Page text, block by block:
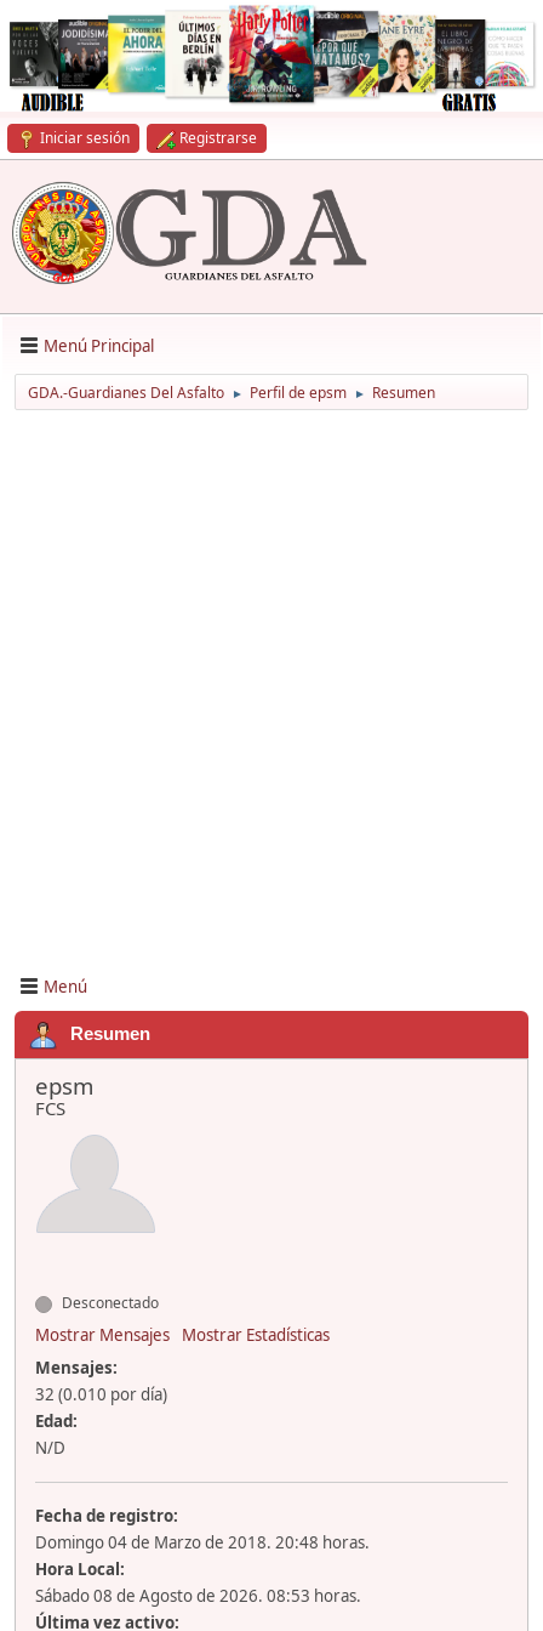
Iniciar sesión Registrarse
Menú Principal
GDA.-Guardianes Del Asfalto ► Perfil de epsm ► Resumen
Menú
Resumen
epsm
FCS
Desconectado
Mostrar Mensajes
Mostrar Estadísticas
Mensajes:
32 (0.010 por día)
Edad:
N/D
Fecha de registro:
Domingo 04 de Marzo de 2018. 20:48 horas.
Hora Local:
Sábado 08 de Agosto de 2026. 08:53 horas.
Última vez activo: